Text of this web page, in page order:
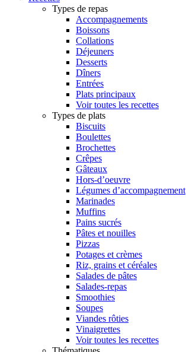
Types de repas
Accompagnements
Boissons
Collations
Déjeuners
Desserts
Dîners
Entrées
Plats principaux
Voir toutes les recettes
Types de plats
Biscuits
Boulettes
Brochettes
Crêpes
Gâteaux
Hors-d’oeuvre
Légumes d’accompagnement
Marinades
Muffins
Pains sucrés
Pâtes et nouilles
Pizzas
Potages et crèmes
Riz, grains et céréales
Salades de pâtes
Salades-repas
Smoothies
Soupes
Viandes rôties
Vinaigrettes
Voir toutes les recettes